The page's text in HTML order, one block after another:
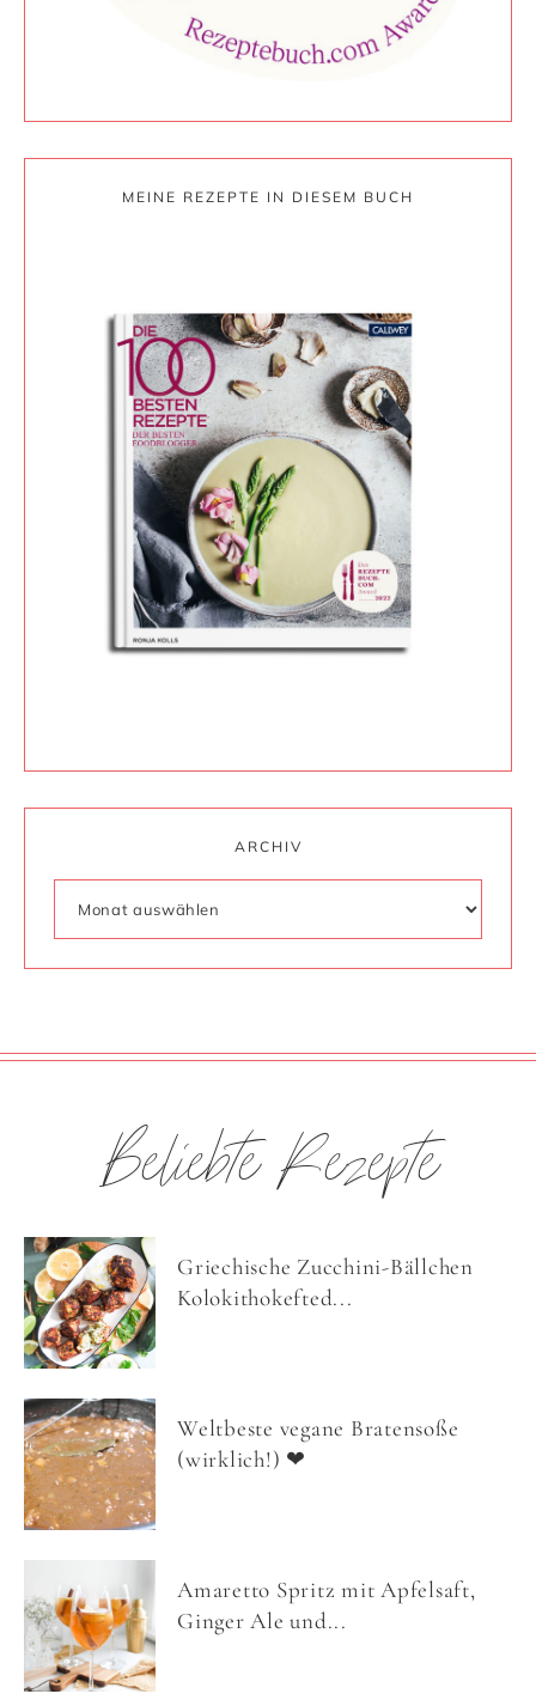
MEINE REZEPTE IN DIESEM BUCH
ARCHIV
Beliebte Rezepte
Griechische Zucchini-Bällchen
Kolokithokefted...
Weltbeste vegane Bratensoße
(wirklich!) ❤
Amaretto Spritz mit Apfelsaft,
Ginger Ale und...